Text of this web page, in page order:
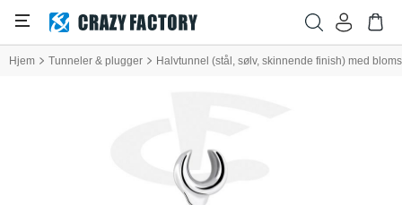
Hjem Tunneler & plugger Halvtunnel (stål, sølv, skinnende finish) med